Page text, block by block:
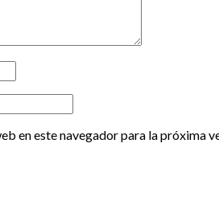
en este navegador para la próxima